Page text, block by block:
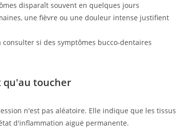
disparaît souvent en quelques jours
une fièvre ou une douleur intense justifient
si des symptômes bucco-dentaires
qu'au toucher
n'est pas aléatoire. Elle indique que les tissus
d'inflammation aiguë permanente.